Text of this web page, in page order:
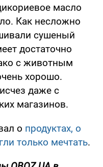
масло
Как несложно
сушеный
достаточно
с животным
хорошо.
даже с
магазинов.
о продуктах, о
только мечтать.